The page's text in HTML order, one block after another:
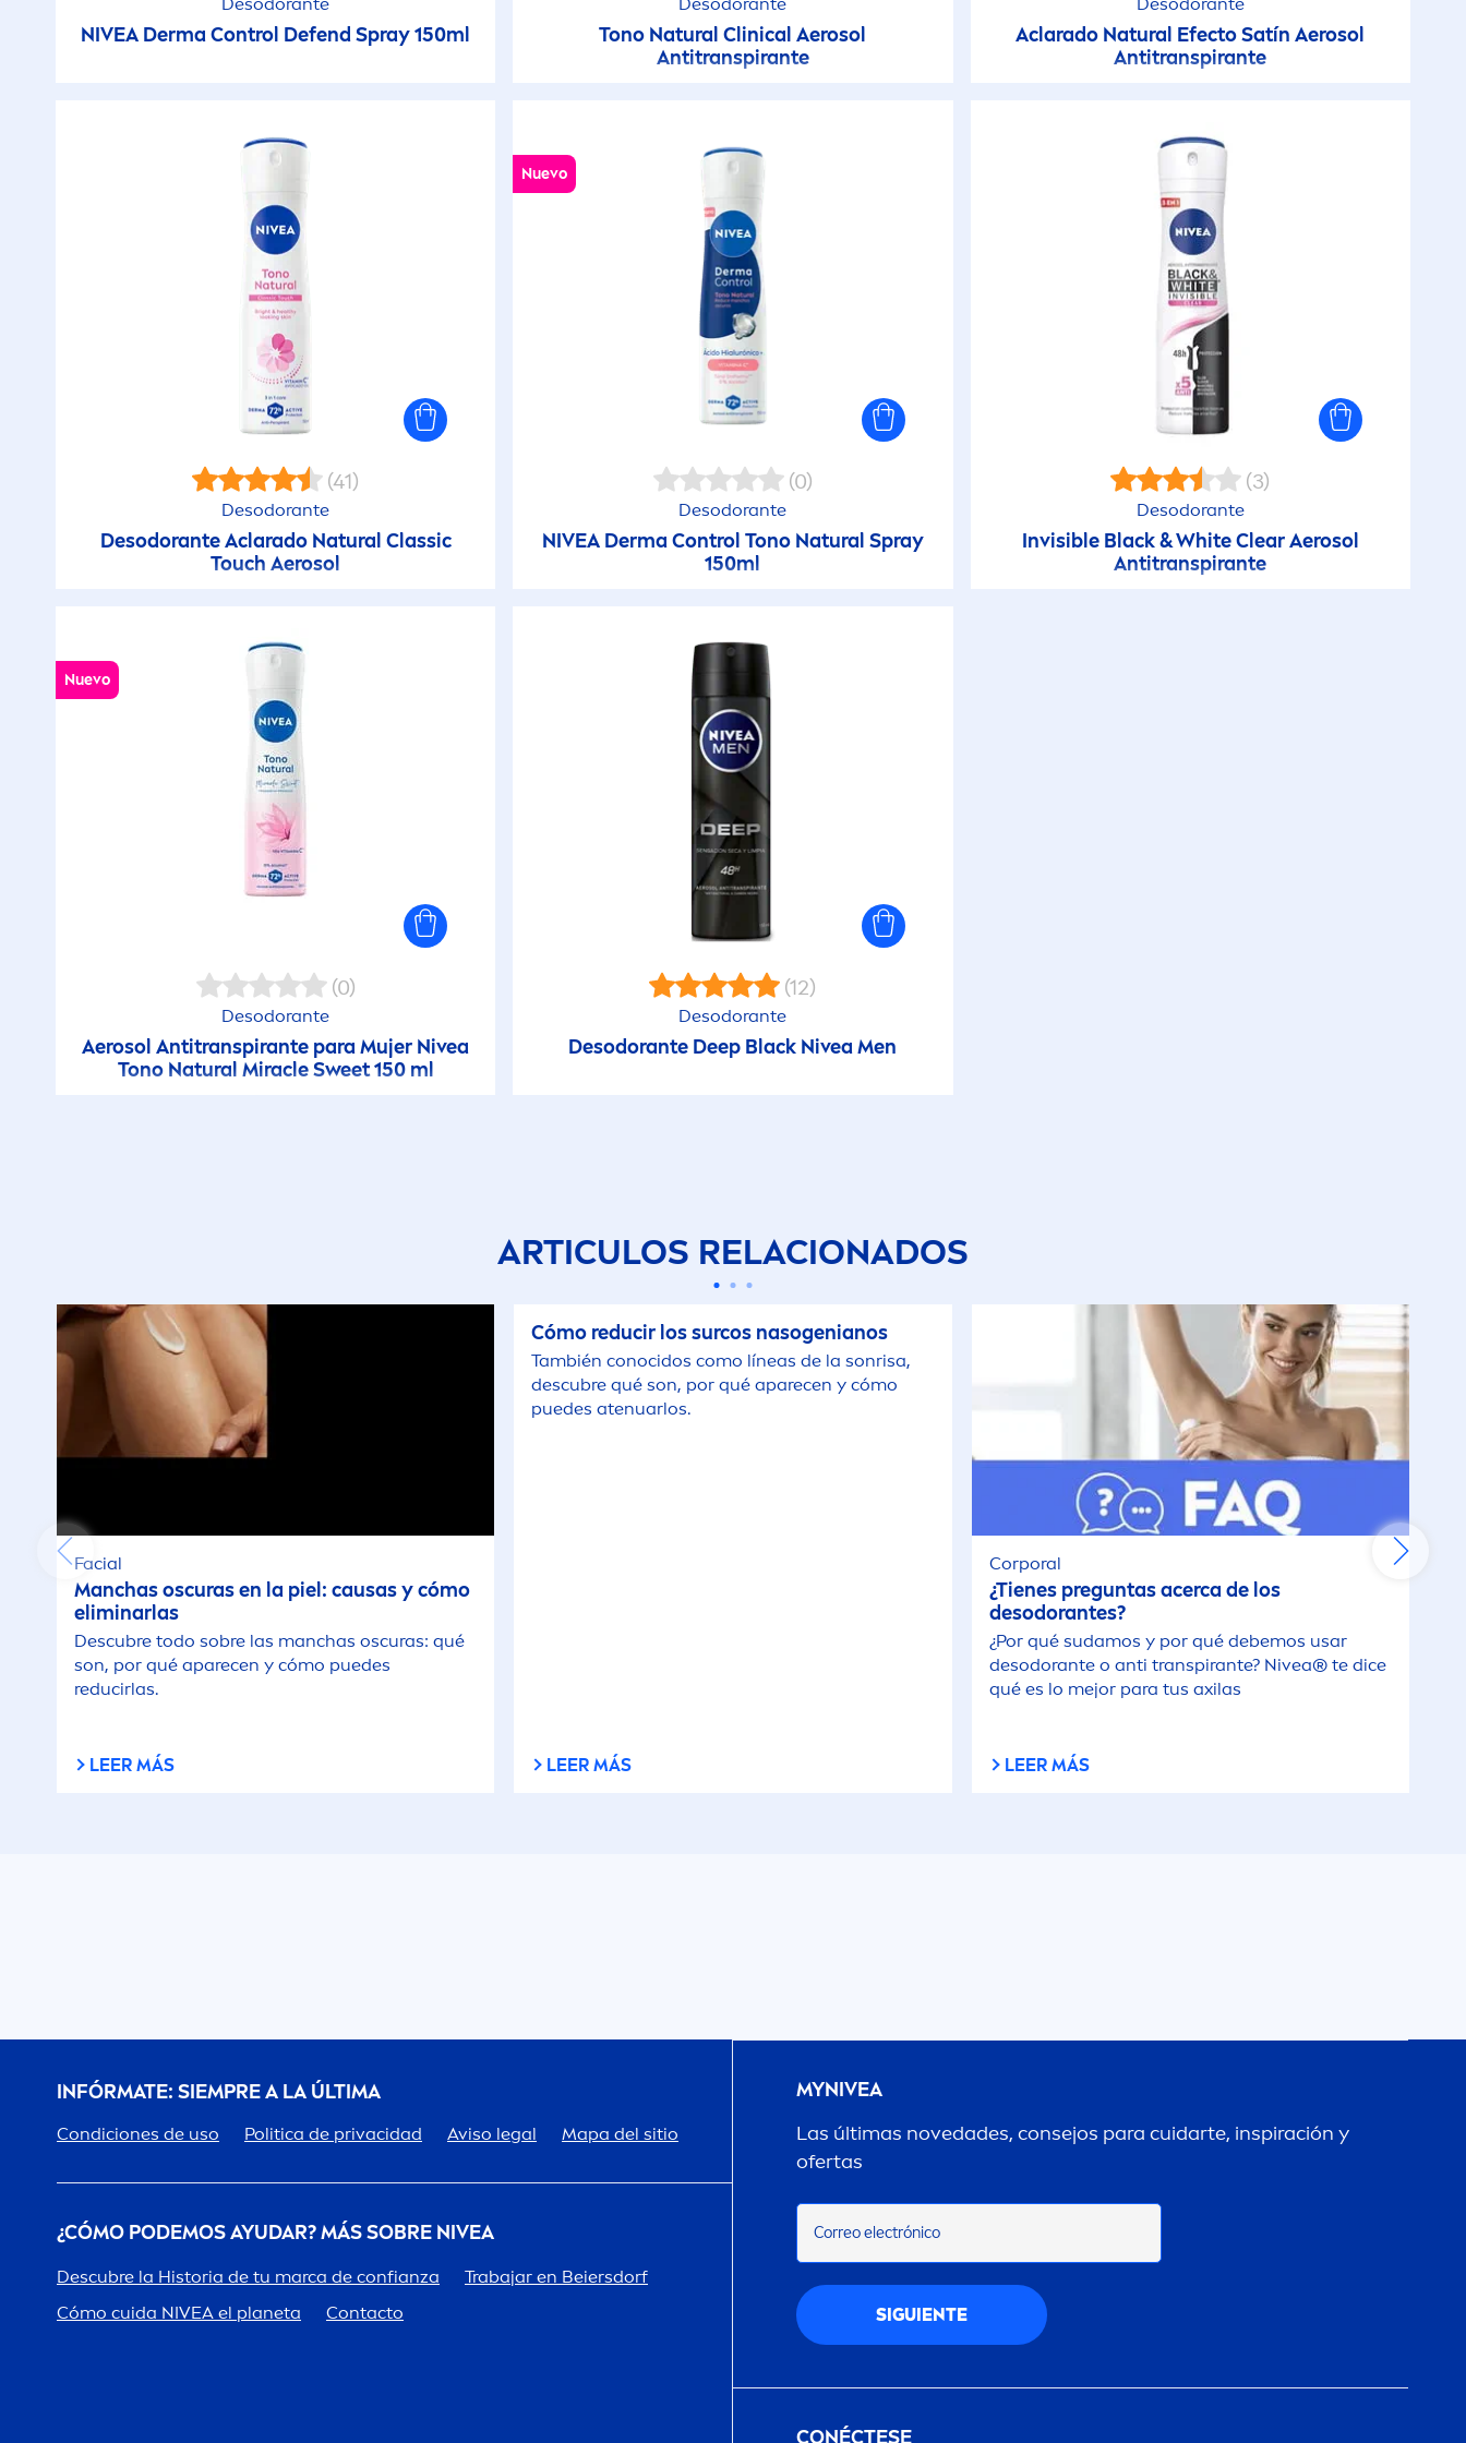
NIVEA Derma Control Defend Spray 150ml Tono Natural Clinical Aerosol
Antitranspirante
Aclarado Natural Efecto Satín Aerosol
Antitranspirante
(41)
Desodorante
Desodorante Aclarado Natural Classic
Touch Aerosol
Nuevo
(0)
Desodorante
NIVEADerma Control Tono Natural Spray
150ml
(3)
Desodorante
Invisible Black&WhiteClear Aerosol
Antitranspirante
Nuevo
(0)
Desodorante
Aerosol Antitranspirante para Mujer Nivea
Tono Natural Miracle Sweet 150 ml
(12)
Desodorante
Desodorante Deep Black Nivea Men
ARTICULOS RELACIONADOS
Facial
Manchas oscuras en la piel: causas y cómo
eliminarlas
Descubre todo sobre las manchas oscuras: qué
son, por qué aparecen y cómo puedes
reducirlas.
LEER MÁS
Cómo reducir los surcos nasogenianos
También conocidos como líneas de la sonrisa,
descubre qué son, por qué aparecen y cómo
puedes atenuarlos.
LEER MÁS
Corporal
¿Tienes preguntas acerca de los
desodorantes?
¿Por qué sudamos y por qué debemos usar
desodorante o anti transpirante? Nivea® te dice
qué es lo mejor para tus axilas
LEER MÁS
INFÓRMATE: SIEMPRE A LA ÚLTIMA
Condiciones de uso Politica de privacidad Aviso legal Mapa del sitio
¿CÓMO PODEMOS AYUDAR? MÁS SOBRE NIVEA
Descubre la Historia de tu marca de confianza
Trabajar en Beiersdorf
Cómo cuida NIVEA el planeta Contacto
MYNIVEA
Las últimas novedades, consejos para cuidarte, inspiración y
ofertas
Correo electrónico
SIGUIENTE
CONÉCTESE